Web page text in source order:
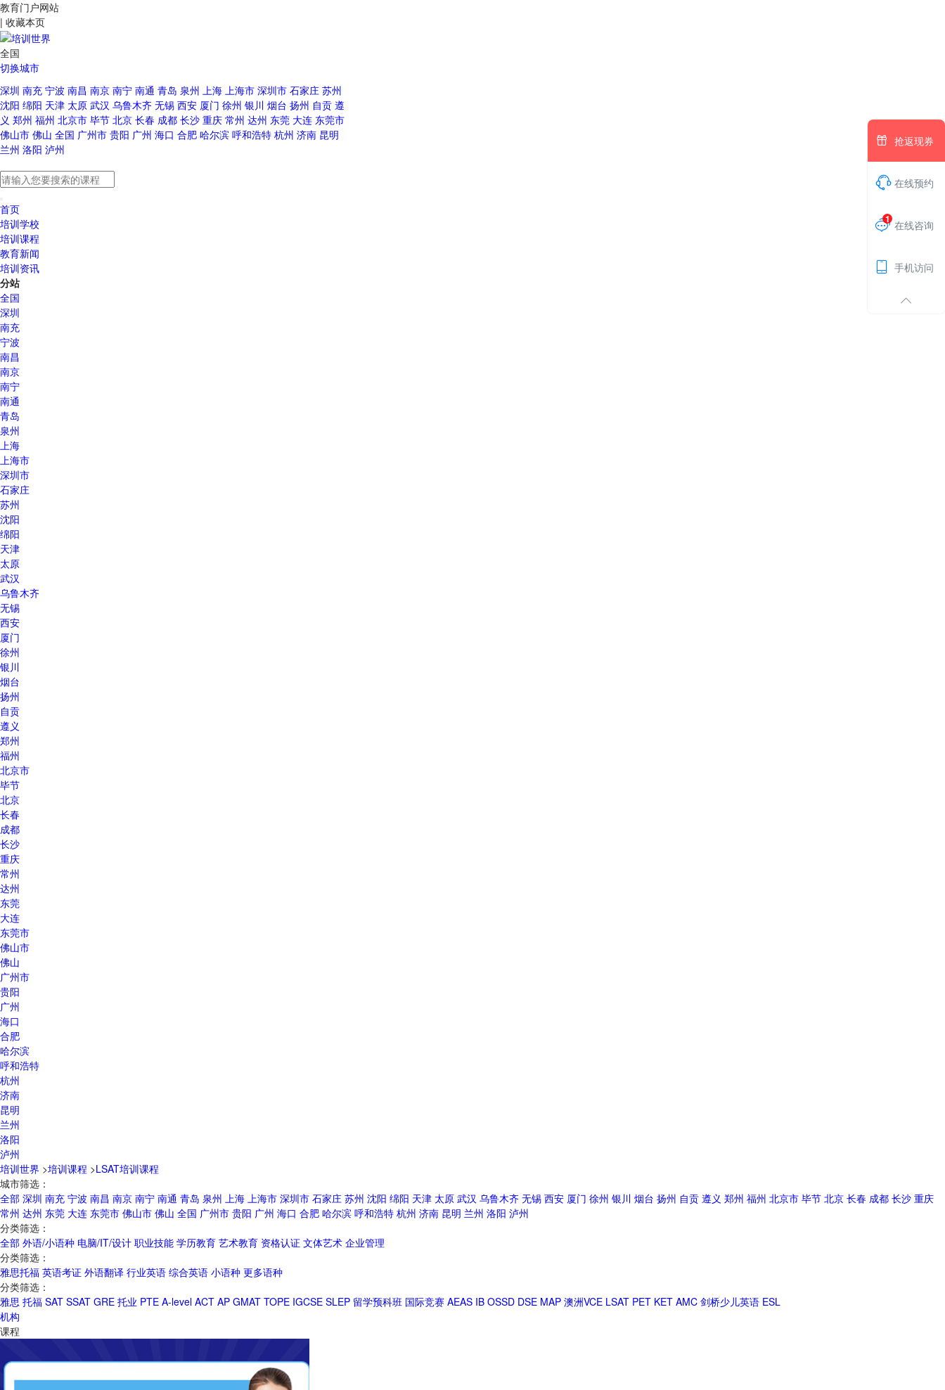
教育门户网站
| 收藏本页
全国
切换城市
深圳 南充 宁波 南昌 南京 南宁 南通 青岛 泉州 上海 上海市 深圳市 石家庄 苏州
沈阳 绵阳 天津 太原 武汉 乌鲁木齐 无锡 西安 厦门 徐州 银川 烟台 扬州 自贡 遵
义 郑州 福州 北京市 毕节 北京 长春 成都 长沙 重庆 常州 达州 东莞 大连 东莞市
佛山市 佛山 全国 广州市 贵阳 广州 海口 合肥 哈尔滨 呼和浩特 杭州 济南 昆明
兰州 洛阳 泸州
首页
培训学校
培训课程
教育新闻
培训资讯
分站
全国
深圳
南充
宁波
南昌
南京
南宁
南通
青岛
泉州
上海
上海市
深圳市
石家庄
苏州
沈阳
绵阳
天津
太原
武汉
乌鲁木齐
无锡
西安
厦门
徐州
银川
烟台
扬州
自贡
遵义
郑州
福州
北京市
毕节
北京
长春
成都
长沙
重庆
常州
达州
东莞
大连
东莞市
佛山市
佛山
广州市
贵阳
广州
海口
合肥
哈尔滨
呼和浩特
杭州
济南
昆明
兰州
洛阳
泸州
培训世界 >培训课程 >LSAT培训课程
城市筛选：
全部 深圳 南充 宁波 南昌 南京 南宁 南通 青岛 泉州 上海 上海市 深圳市 石家庄 苏州 沈阳 绵阳 天津 太原 武汉 乌鲁木齐 无锡 西安 厦门 徐州 银川 烟台 扬州 自贡 遵义 郑州 福州 北京市 毕节 北京 长春 成都 长沙 重庆
常州 达州 东莞 大连 东莞市 佛山市 佛山 全国 广州市 贵阳 广州 海口 合肥 哈尔滨 呼和浩特 杭州 济南 昆明 兰州 洛阳 泸州
分类筛选：
全部 外语/小语种 电脑/IT/设计 职业技能 学历教育 艺术教育 资格认证 文体艺术 企业管理
分类筛选：
雅思托福 英语考证 外语翻译 行业英语 综合英语 小语种 更多语种
分类筛选：
雅思 托福 SAT SSAT GRE 托业 PTE A-level ACT AP GMAT TOPE IGCSE SLEP 留学预科班 国际竞赛 AEAS IB OSSD DSE MAP 澳洲VCE LSAT PET KET AMC 剑桥少儿英语 ESL
机构
课程
 抢返现券
 在线预约

1 在线咨询
 手机访问